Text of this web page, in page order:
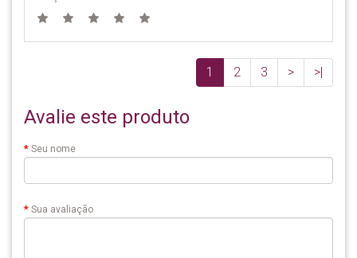
1 2 3 > >|
Avalie este produto
Seu nome
Sua avaliação